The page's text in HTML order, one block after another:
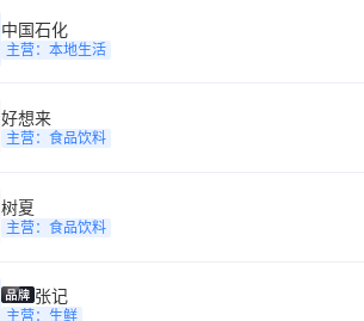
中国石化
主营：本地生活
好想来
主营：食品饮料
树夏
主营：食品饮料
张记
主营：生鲜